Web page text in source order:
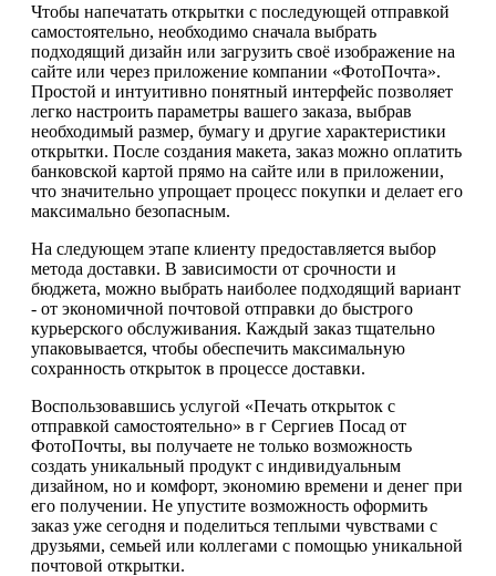
Чтобы напечатать открытки с последующей отправкой
самостоятельно, необходимо сначала выбрать
подходящий дизайн или загрузить своё изображение на
сайте или через приложение компании «ФотоПочта».
Простой и интуитивно понятный интерфейс позволяет
легко настроить параметры вашего заказа, выбрав
необходимый размер, бумагу и другие характеристики
открытки. После создания макета, заказ можно оплатить
банковской картой прямо на сайте или в приложении,
что значительно упрощает процесс покупки и делает его
максимально безопасным.
На следующем этапе клиенту предоставляется выбор
метода доставки. В зависимости от срочности и
бюджета, можно выбрать наиболее подходящий вариант
- от экономичной почтовой отправки до быстрого
курьерского обслуживания. Каждый заказ тщательно
упаковывается, чтобы обеспечить максимальную
сохранность открыток в процессе доставки.
Воспользовавшись услугой «Печать открыток с
отправкой самостоятельно» в г Сергиев Посад от
ФотоПочты, вы получаете не только возможность
создать уникальный продукт с индивидуальным
дизайном, но и комфорт, экономию времени и денег при
его получении. Не упустите возможность оформить
заказ уже сегодня и поделиться теплыми чувствами с
друзьями, семьей или коллегами с помощью уникальной
почтовой открытки.